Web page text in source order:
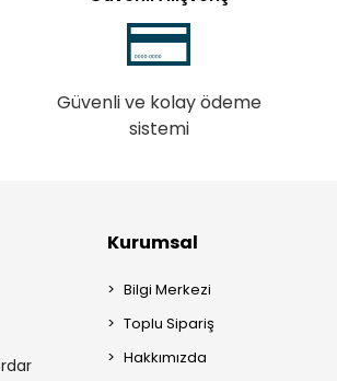
Güvenli ve kolay ödeme
sistemi
Kurumsal
Bilgi Merkezi
Toplu Sipariş
Hakkımızda